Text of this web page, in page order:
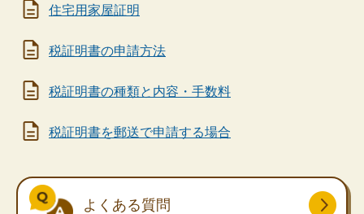
住宅用家屋証明
税証明書の申請方法
税証明書の種類と内容・手数料
税証明書を郵送で申請する場合
よくある質問